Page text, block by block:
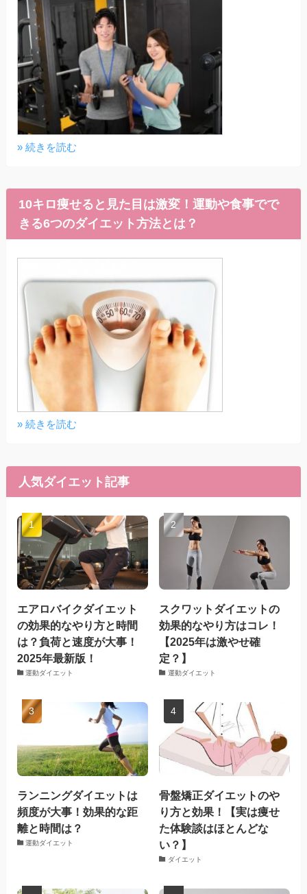
» 続きを読む
10キロ痩せると見た目は激変！運動や食事でで
きる6つのダイエット方法とは？
» 続きを読む
人気ダイエット記事
エアロバイクダイエット
の効果的なやり方と時間
は？負荷と速度が大事！
2025年最新版！
運動ダイエット
スクワットダイエットの
効果的なやり方はコレ！
【2025年は激やせ確
定？】
運動ダイエット
ランニングダイエットは
頻度が大事！効果的な距
離と時間は？
運動ダイエット
骨盤矯正ダイエットのや
り方と効果！【実は痩せ
た体験談はほとんどな
い？】
ダイエット